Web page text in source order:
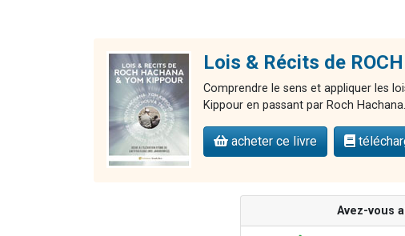
Lois & Récits de
Comprendre le sens et appliquer les
Kippour en passant par Roch
acheter ce livre
Avez-vous